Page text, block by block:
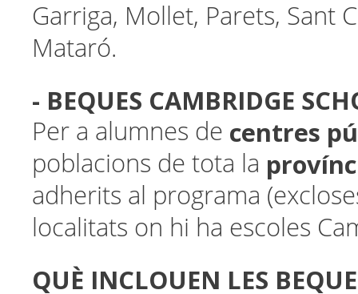
Garriga, Mollet, Parets, Sant
Mataró.
- BEQUES CAMBRIDGE
Per a alumnes de centres
poblacions de tota la
adherits al programa
localitats on hi ha escoles
QUÈ INCLOUEN LES